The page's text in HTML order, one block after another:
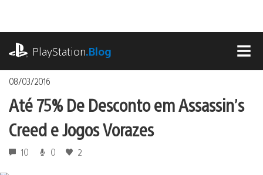
o
conteúdoPlayStation.Blog
08/03/2016
Até 75% De Desconto em Assassin’s
Creed e Jogos Vorazes
10 0 2